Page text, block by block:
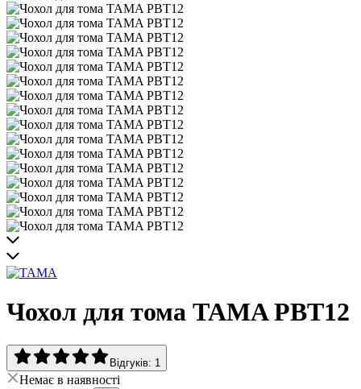
Чохол для тома TAMA PBT12
Відгуків: 1
Немає в наявності